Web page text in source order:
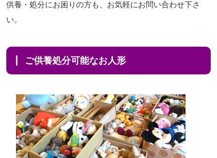
供養・処分にお困りの方も、お気軽にお問い合わせ下さ
い。
ご供養処分可能なお人形